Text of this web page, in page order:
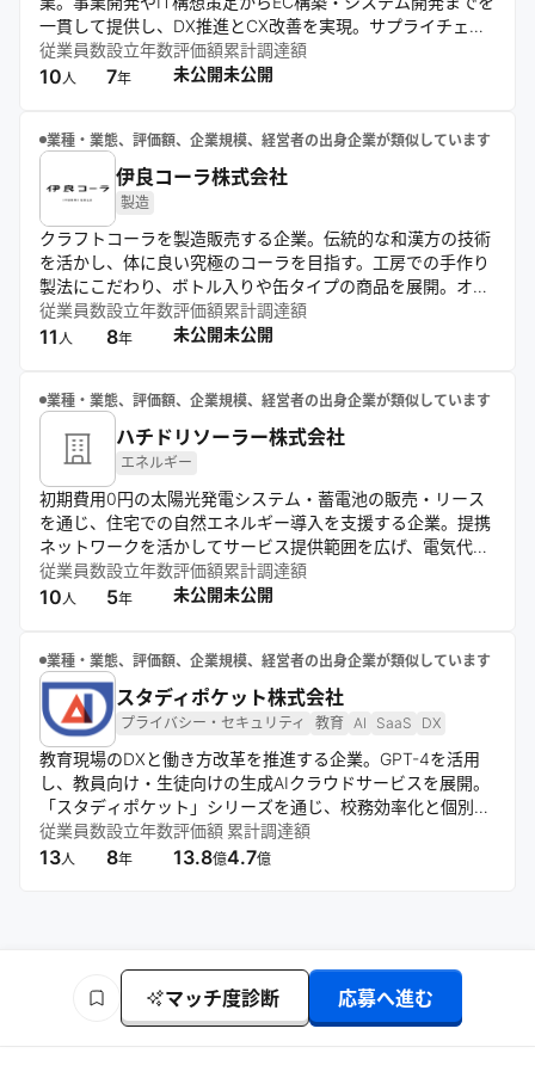
一貫して提供し、DX推進とCX改善を実現。サプライチェー
ン全体の視点で課題解決を行い、企業の競争力強化と持続的
成長に貢献する。
従業員数
10 人
設立年数
7年
評価額
未公開
累計調達額
未公開
業種・業態、評価額、企業規模、経営者の出身企業が類似しています
伊良コーラ株式会社
製造
クラフトコーラを製造販売する企業。伝統的な和漢方の技術
を活かし、体に良い究極のコーラを目指す。工房での手作り
製法にこだわり、ボトル入りや缶タイプの商品を展開。オン
ラインや直営店舗、移動販売車での販売のほか、コンビニや
専門店での取り扱いも。独自のシロップ製造や自販機オーナ
従業員数
11 人
設立年数
8年
評価額
未公開
累計調達額
未公開
業種・業態、評価額、企業規模、経営者の出身企業が類似しています
ハチドリソーラー株式会社
エネルギー
初期費用0円の太陽光発電システム・蓄電池の販売・リース
を通じ、住宅での自然エネルギー導入を支援する企業。提携
ネットワークを活かしてサービス提供範囲を広げ、電気代削
減や災害時の電源確保などの価値を提供し、脱炭素社会の実
現に寄与する。
従業員数
10 人
設立年数
5年
評価額
未公開
累計調達額
未公開
業種・業態、評価額、企業規模、経営者の出身企業が類似しています
スタディポケット株式会社
プライバシー・セキュリティ 教育 AI SaaS DX
教育現場のDXと働き方改革を推進する企業。GPT-4を活用
し、教員向け・生徒向けの生成AIクラウドサービスを展開。
「スタディポケット」シリーズを通じ、校務効率化と個別最
適化学習を支援。Azure活用でセキュリティを確保し、文科
省ガイドラインに準拠したサービスを提供する。
従業員数
13人
設立年数
8年
評価額
13.8億
累計調達額
4.7億
マッチ度診断 応募へ進む